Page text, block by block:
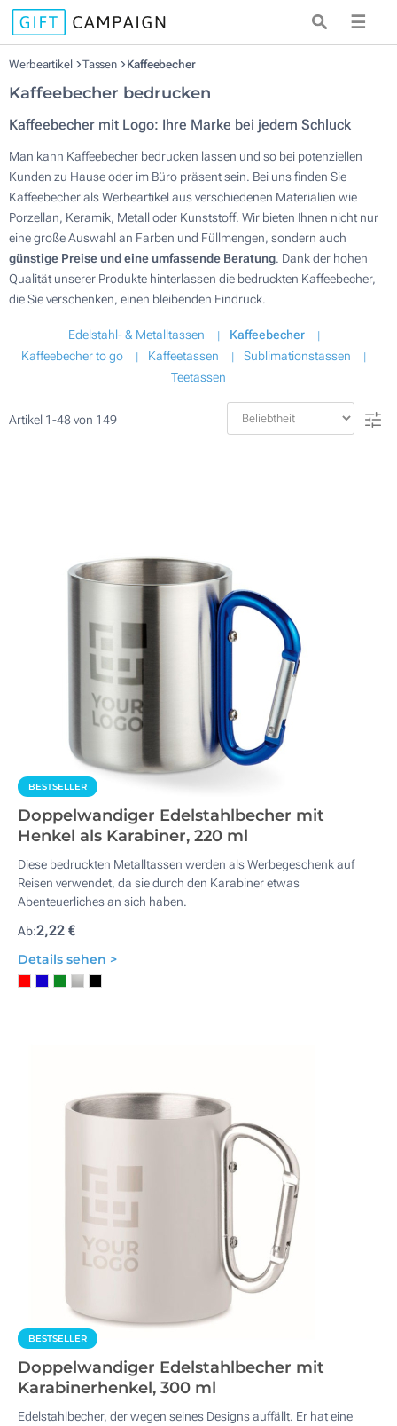
☰
Werbeartikel Tassen Kaffeebecher
Kaffeebecher bedrucken
Kaffeebecher mit Logo: Ihre Marke bei jedem Schluck
Man kann Kaffeebecher bedrucken lassen und so bei potenziellen
Kunden zu Hause oder im Büro präsent sein. Bei uns finden Sie
Kaffeebecher als Werbeartikel aus verschiedenen Materialien wie
Porzellan, Keramik, Metall oder Kunststoff. Wir bieten Ihnen nicht nur
eine große Auswahl an Farben und Füllmengen, sondern auch
günstige Preise und eine umfassende Beratung. Dank der hohen
Qualität unserer Produkte hinterlassen die bedruckten Kaffeebecher,
die Sie verschenken, einen bleibenden Eindruck.
Edelstahl- & Metalltassen
Kaffeebecher
Kaffeebecher to go
Kaffeetassen
Sublimationstassen
Teetassen
Artikel 1-48von 149
BESTSELLER
Doppelwandiger Edelstahlbecher mit
Henkel als Karabiner, 220 ml
Diese bedruckten Metalltassen werden als Werbegeschenk auf
Reisen verwendet, da sie durch den Karabiner etwas
Abenteuerliches an sich haben.
Ab:2,22 €
Details sehen >
BESTSELLER
Doppelwandiger Edelstahlbecher mit
Karabinerhenkel, 300 ml
Edelstahlbecher, der wegen seines Designs auffällt. Er hat eine